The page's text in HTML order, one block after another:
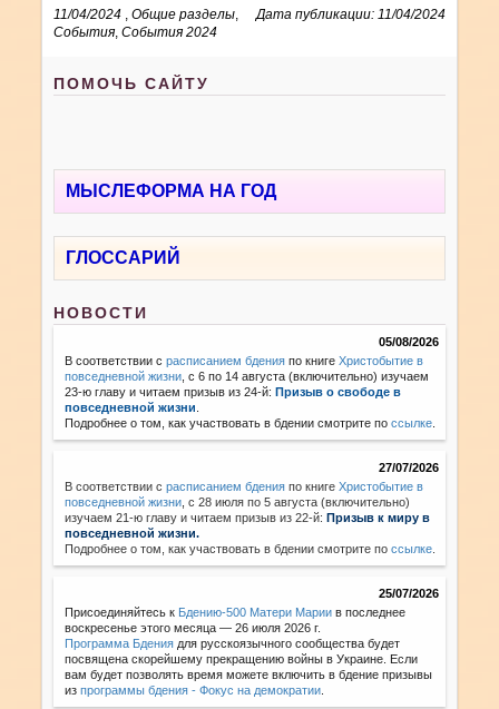
11/04/2024 Дата публикации: 11/04/2024
,Общие разделы
События ,События 2024
ПОМОЧЬ САЙТУ
МЫСЛЕФОРМА НА ГОД
ГЛОССАРИЙ
НОВОСТИ
05/08/2026
В соответствии срасписанием бдения по книгеХристобытие в
повседневной жизни , с 6 по 14 августа (включительно) изучаем
23-ю главу и читаем призыв из 24-й:Призыв о свободе в
повседневной жизни
Подробнее о том, как участвовать в бдении смотрите поссылке
27/07/2026
В соответствии с расписанием бдения по книгеХристобытие в
повседневной жизни с 28 июля по 5 августа (включительно)
изучаем 21-ю главу и читаем призыв из 22-й:Призыв к миру в
повседневной жизни.
Подробнее о том, как участвовать в бдении смотрите поссылке
25/07/2026
Присоединяйтесь к Бдению-500 Матери Марии в последнее
воскресенье этого месяца — 26 июля 2026 г.
Программа Бдения для русскоязычного сообщества будет
посвящена скорейшему прекращению войны в Украине. Если
вам будет позволять время можете включить в бдение призывы
изпрограммы бдения - Фокус на демократии